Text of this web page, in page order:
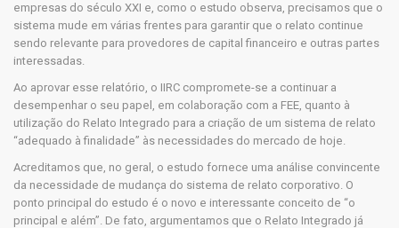
empresas do século XXI e, como o estudo observa, precisamos que o
sistema mude em várias frentes para garantir que o relato continue
sendo relevante para provedores de capital financeiro e outras partes
interessadas.
Ao aprovar esse relatório, o IIRC compromete-se a continuar a
desempenhar o seu papel, em colaboração com a FEE, quanto à
utilização do Relato Integrado para a criação de um sistema de relato
“adequado à finalidade” às necessidades do mercado de hoje.
Acreditamos que, no geral, o estudo fornece uma análise convincente
da necessidade de mudança do sistema de relato corporativo. O
ponto principal do estudo é o novo e interessante conceito de “o
principal e além”. De fato, argumentamos que o Relato Integrado já